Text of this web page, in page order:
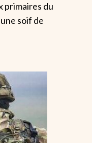
primaires du
soif de